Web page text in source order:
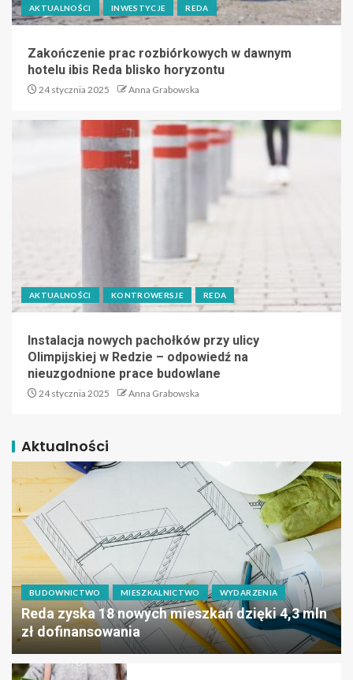
AKTUALNOŚCI INWESTYCJE REDA
Zakończenie prac rozbiórkowych w dawnym
hotelu ibis Reda blisko horyzontu
24 stycznia 2025 Anna Grabowska
AKTUALNOŚCI KONTROWERSJE REDA
Instalacja nowych pachołków przy ulicy
Olimpijskiej w Redzie – odpowiedź na
nieuzgodnione prace budowlane
24 stycznia 2025 Anna Grabowska
Aktualności
BUDOWNICTWO MIESZKALNICTWO WYDARZENIA
Reda zyska 18 nowych mieszkań dzięki 4,3 mln
zł dofinansowania